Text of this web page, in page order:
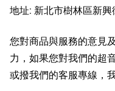
地址: 新北市樹林區新興
您對商品與服務的意見
力，如果您對我們的超
或撥我們的客服專線，